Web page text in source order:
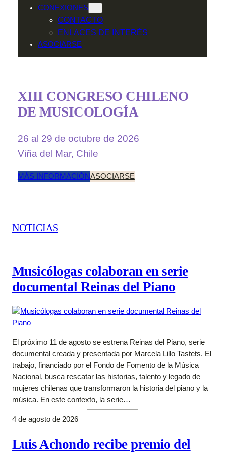
CONEXIONES
CONTACTO
ENLACES DE INTERÉS
ASOCIARSE
XIII CONGRESO CHILENO
DE MUSICOLOGÍA
26 al 29 de octubre de 2026
Viña del Mar, Chile
MÁS INFORMACIÓNASOCIARSE
NOTICIAS
Musicólogas colaboran en serie
documental Reinas del Piano
El próximo 11 de agosto se estrena Reinas del Piano, serie
documental creada y presentada por Marcela Lillo Tastets. El
trabajo, financiado por el Fondo de Fomento de la Música
Nacional, busca rescatar las historias, talento y legado de
mujeres chilenas que transformaron la historia del piano y la
música. En este contexto, la serie…
4 de agosto de 2026
Luis Achondo recibe premio del